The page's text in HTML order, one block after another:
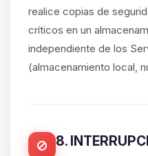
realice copias de
críticos en un
independiente de los
(almacenamiento local,
8.